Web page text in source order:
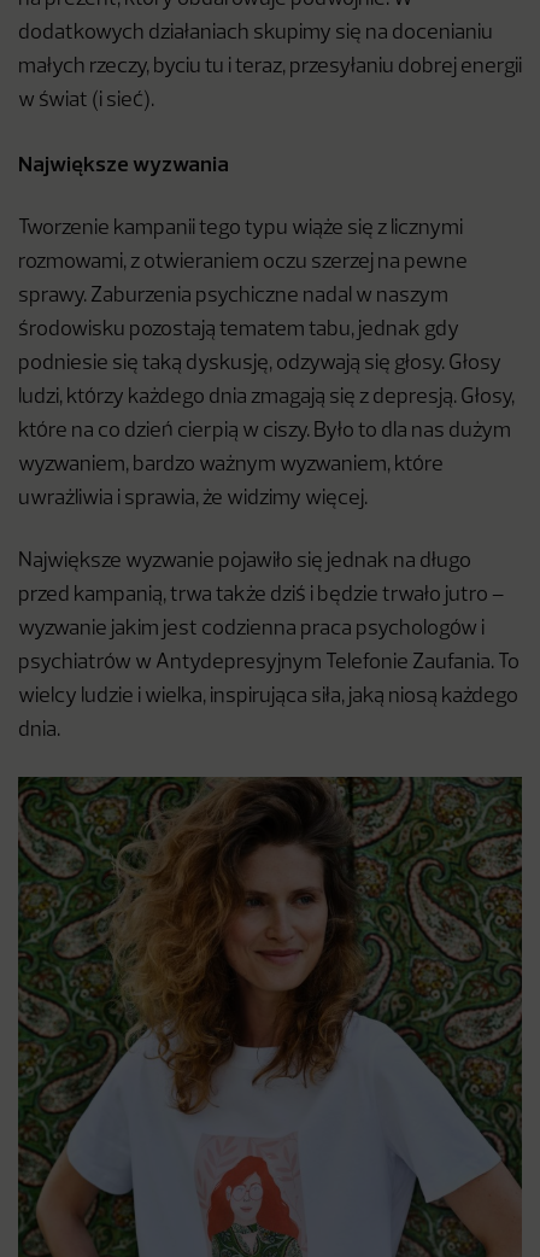
dodatkowych działaniach skupimy się na docenianiu
małych rzeczy, byciu tu i teraz, przesyłaniu dobrej energii
w świat (i sieć).
Największe wyzwania
Tworzenie kampanii tego typu wiąże się z licznymi
rozmowami, z otwieraniem oczu szerzej na pewne
sprawy. Zaburzenia psychiczne nadal w naszym
środowisku pozostają tematem tabu, jednak gdy
podniesie się taką dyskusję, odzywają się głosy. Głosy
ludzi, którzy każdego dnia zmagają się z depresją. Głosy,
które na co dzień cierpią w ciszy. Było to dla nas dużym
wyzwaniem, bardzo ważnym wyzwaniem, które
uwrażliwia i sprawia, że widzimy więcej.
Największe wyzwanie pojawiło się jednak na długo
przed kampanią, trwa także dziś i będzie trwało jutro –
wyzwanie jakim jest codzienna praca psychologów i
psychiatrów w Antydepresyjnym Telefonie Zaufania. To
wielcy ludzie i wielka, inspirująca siła, jaką niosą każdego
dnia.